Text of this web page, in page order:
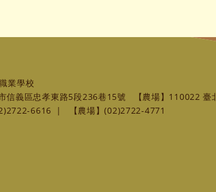
業學校
信義區忠孝東路5段236巷15號
【農場】110022
6616 |
【農場】(02)2722-4771